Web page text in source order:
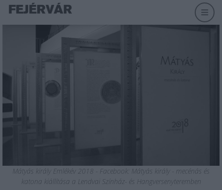
Mátyás király Emlékév 2018 - Facebook: Mátyás király - mecénás és
katona kiállítása a Lendvai Színház- és Hangversenyteremben